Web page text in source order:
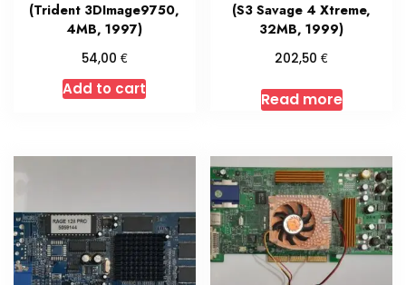
(Trident 3DImage9750,
4MB, 1997)
54,00 €
Add to cart
(S3 Savage 4 Xtreme,
32MB, 1999)
202,50€
Read more